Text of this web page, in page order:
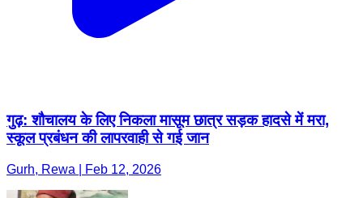
गुढ़: शौचालय के लिए निकला मासूम छात्र सड़क हादसे में मरा,
स्कूल प्रबंधन की लापरवाही से गई जान
Gurh, Rewa | Feb 12, 2026